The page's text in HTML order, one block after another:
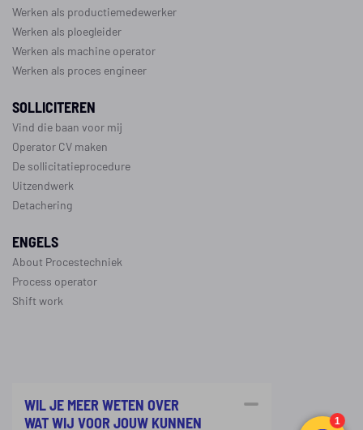
WIL JE MEER WETEN OVER
WAT WIJ VOOR JOUW KUNNEN
Werken als productiemedewerker
Werken als ploegleider
Werken als machine operator
Werken als proces engineer
SOLLICITEREN
Vind die baan voor mij
Operator CV maken
De sollicitatieprocedure
Uitzendwerk
Detachering
ENGELS
About Procestechniek
Process operator
Shift work
Copyright 2026Procestechniek.nl